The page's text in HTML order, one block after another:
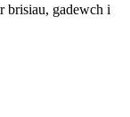
brisiau, gadewch i